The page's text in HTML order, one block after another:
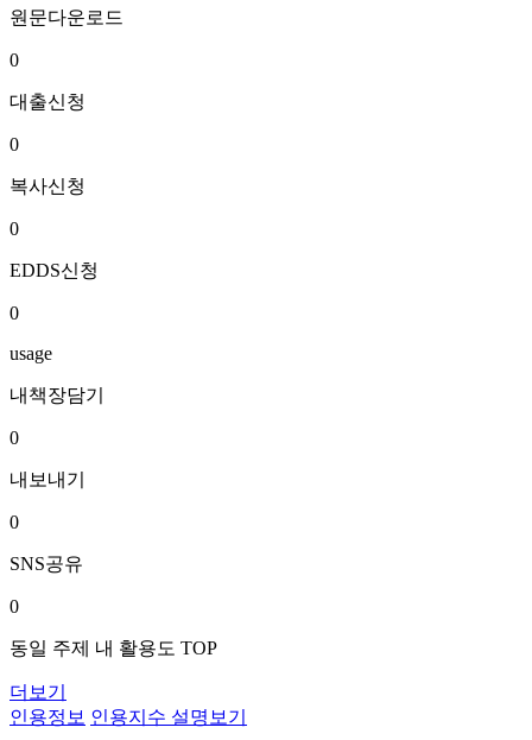
원문다운로드
0
대출신청
0
복사신청
0
EDDS신청
0
usage
내책장담기
0
내보내기
0
SNS공유
0
동일 주제 내 활용도 TOP
더보기
인용정보 인용지수 설명보기